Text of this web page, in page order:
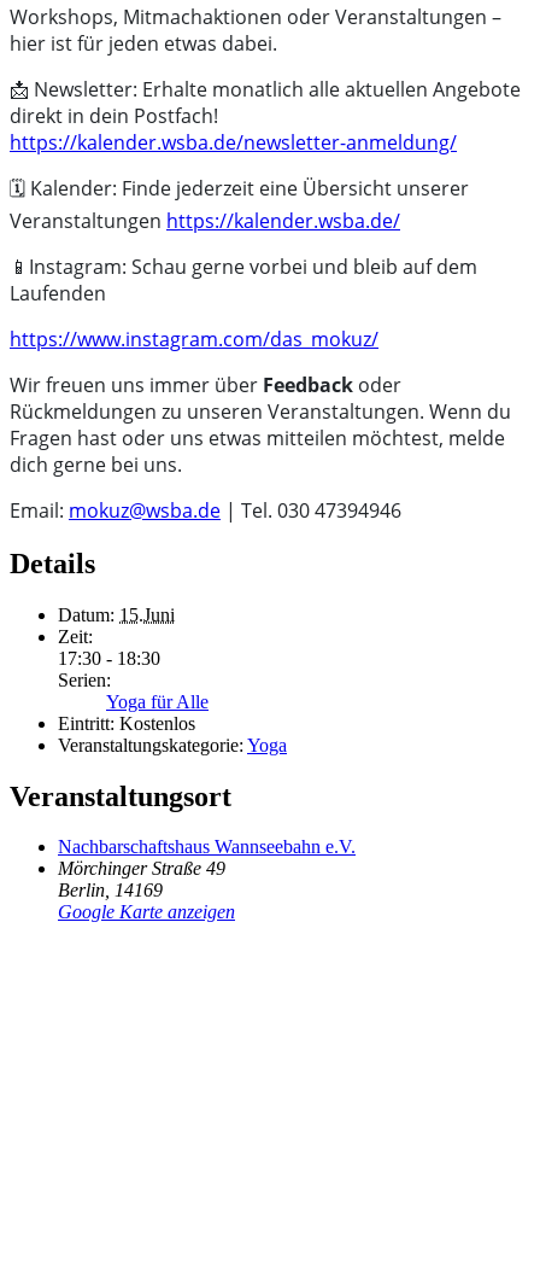
Workshops, Mitmachaktionen oder Veranstaltungen –
hier ist für jeden etwas dabei.
📩 Newsletter: Erhalte monatlich alle aktuellen Angebote
direkt in dein Postfach!
https://kalender.wsba.de/newsletter-anmeldung/
🗓️ Kalender: Finde jederzeit eine Übersicht unserer
Veranstaltungen https://kalender.wsba.de/
📱Instagram: Schau gerne vorbei und bleib auf dem
Laufenden
https://www.instagram.com/das_mokuz/
Wir freuen uns immer über Feedback oder
Rückmeldungen zu unseren Veranstaltungen. Wenn du
Fragen hast oder uns etwas mitteilen möchtest, melde
dich gerne bei uns.
Email: mokuz@wsba.de | Tel. 030 47394946
Details
Datum: 15.Juni
Zeit:
17:30 - 18:30
Serien:
Yoga für Alle
Eintritt: Kostenlos
Veranstaltungskategorie: Yoga
Veranstaltungsort
Nachbarschaftshaus Wannseebahn e.V.
Mörchinger Straße 49
Berlin, 14169
Google Karte anzeigen